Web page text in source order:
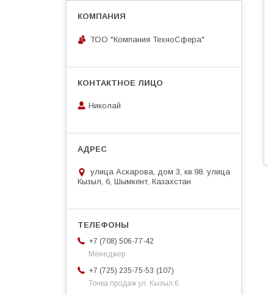
ТОО "Компания ТехноСфера"
Николай
улица Аскарова, дом 3, кв.98. улица
Кызыл, 6, Шымкент, Казахстан
+7 (708) 506-77-42
Менеджер
+7 (725) 235-75-53
107
Точка продаж ул. Кызыл 6